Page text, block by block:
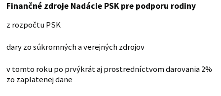
Finančné zdroje Nadácie PSK pre podporu rodiny
z rozpočtu PSK
dary zo súkromných a verejných zdrojov
v tomto roku po prvýkrát aj prostredníctvom darovania 2%
zo zaplatenej dane